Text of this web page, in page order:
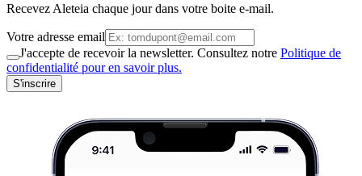
Recevez Aleteia chaque jour dans votre boite e-mail.
Votre adresse email
J'accepte de recevoir la newsletter. Consultez notre Politique de
confidentialité pour en savoir plus.
S'inscrire